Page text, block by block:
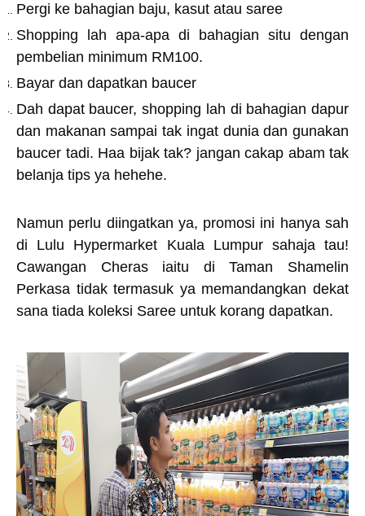
Pergi ke bahagian baju, kasut atau saree
Shopping lah apa-apa di bahagian situ dengan
pembelian minimum RM100.
Bayar dan dapatkan baucer
Dah dapat baucer, shopping lah di bahagian dapur
dan makanan sampai tak ingat dunia dan gunakan
baucer tadi. Haa bijak tak? jangan cakap abam tak
belanja tips ya hehehe.
Namun perlu diingatkan ya, promosi ini hanya sah
di Lulu Hypermarket Kuala Lumpur sahaja tau!
Cawangan Cheras iaitu di Taman Shamelin
Perkasa tidak termasuk ya memandangkan dekat
sana tiada koleksi Saree untuk korang dapatkan.